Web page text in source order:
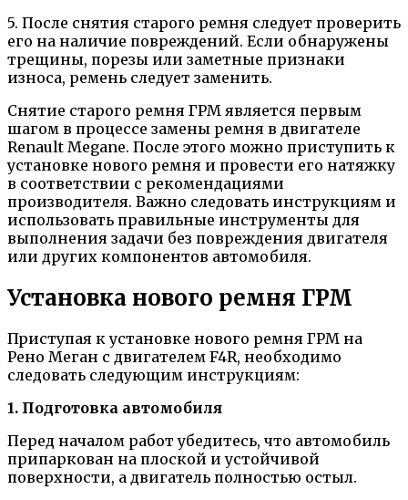
5. После снятия старого ремня следует проверить
его на наличие повреждений. Если обнаружены
трещины, порезы или заметные признаки
износа, ремень следует заменить.
Снятие старого ремня ГРМ является первым
шагом в процессе замены ремня в двигателе
Renault Megane. После этого можно приступить к
установке нового ремня и провести его натяжку
в соответствии с рекомендациями
производителя. Важно следовать инструкциям и
использовать правильные инструменты для
выполнения задачи без повреждения двигателя
или других компонентов автомобиля.
Установка нового ремня ГРМ
Приступая к установке нового ремня ГРМ на
Рено Меган с двигателем F4R, необходимо
следовать следующим инструкциям:
1. Подготовка автомобиля
Перед началом работ убедитесь, что автомобиль
припаркован на плоской и устойчивой
поверхности, а двигатель полностью остыл.